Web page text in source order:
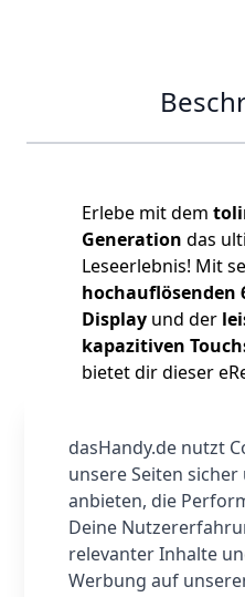
Erlebe mit dem
Generation das
Leseerlebnis! Mit
hochauflösenden
Display und der
kapazitiven
bietet dir dieser
Dank seiner
Abmessungen
x160×9,1mmund
nur 173 gliegt der
perfekt in deiner
unterwegs. Die
dasHandy.de nutzt
unsere Seiten
anbieten, die
Deine
relevanter Inhalte
Werbung auf